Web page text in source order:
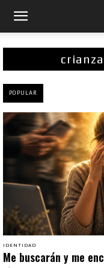
POPULAR
IDENTIDAD
Me buscarán y me